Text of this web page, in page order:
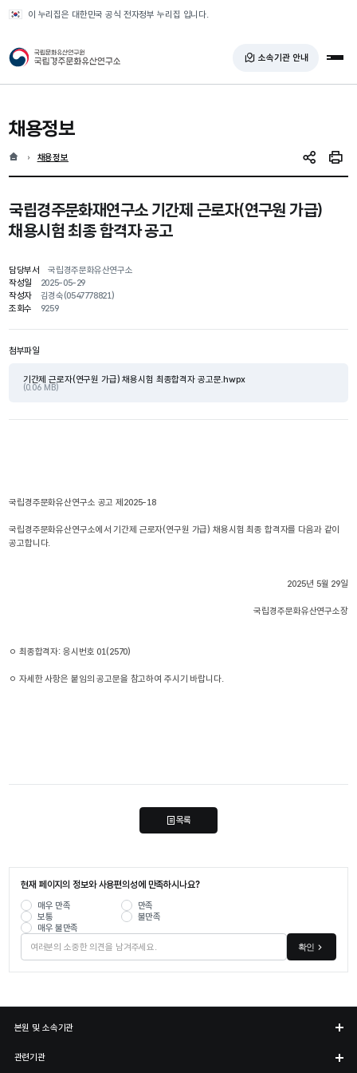
이 누리집은 대한민국 공식 전자정부 누리집 입니다.
국가유산청 국립경주문화유산연구소 소속기관 안내 전
채용정보
홈 현재 위치
채용정보 SNS 공유인쇄
국립경주문화재연구소 기간제 근로자(연구원 가급)
채용시험 최종 합격자 공고
담당부서
국립경주문화유산연구소
작성일
2025-05-29
작성자
김경숙(0547778821)
조회수
9259
첨부파일
기간제 근로자(연구원 가급) 채용시험 최종합격자 공고문.hwpx
(0.06 MB)
국립경주문화유산연구소 공고 제2025-18
국립경주문화유산연구소에서 기간제 근로자(연구원 가급) 채용시험 최종 합격자를 다음과 같이
공고합니다.
2025년 5월 29일
국립경주문화유산연구소장
ㅇ 최종합격자: 응시번호 01(2570)
ㅇ 자세한 사항은 붙임의 공고문을 참고하여 주시기 바랍니다.
목록
현재 페이지의 정보와 사용편의성에 만족하시나요?
매우 만족
만족
보통
불만족
매우 불만족
확인
본원 및 소속기관
관련기관